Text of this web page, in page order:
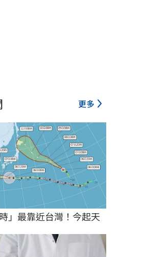
更多
」最靠近台灣！今起天